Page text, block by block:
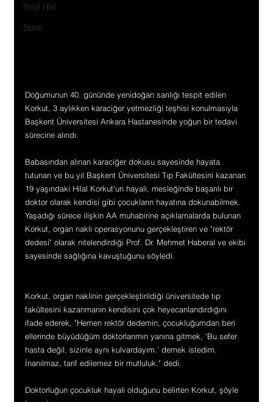
Yeşil Hat
Spor
Doğumunun 40. gününde yenidoğan sarılığı tespit edilen
Korkut, 3 aylıkken karaciğer yetmezliği teşhisi konulmasıyla
Başkent Üniversitesi Ankara Hastanesinde yoğun bir tedavi
sürecine alındı.
Babasından alınan karaciğer dokusu sayesinde hayata
tutunan ve bu yıl Başkent Üniversitesi Tıp Fakültesini kazanan
19 yaşındaki Hilal Korkut'un hayali, mesleğinde başarılı bir
doktor olarak kendisi gibi çocukların hayatına dokunabilmek.
Yaşadığı sürece ilişkin AA muhabirine açıklamalarda bulunan
Korkut, organ nakli operasyonunu gerçekleştiren ve "rektör
dedesi" olarak nitelendirdiği Prof. Dr. Mehmet Haberal ve ekibi
sayesinde sağlığına kavuştuğunu söyledi.
Korkut, organ naklinin gerçekleştirildiği üniversitede tıp
fakültesini kazanmanın kendisini çok heyecanlandırdığını
ifade ederek, "Hemen rektör dedemin, çocukluğumdan beri
ellerinde büyüdüğüm doktorlarımın yanına gitmek, 'Bu sefer
hasta değil, sizinle aynı kulvardayım.' demek istedim.
İnanılmaz, tarif edilemez bir mutluluk." dedi.
Doktorluğun çocukluk hayali olduğunu belirten Korkut, şöyle